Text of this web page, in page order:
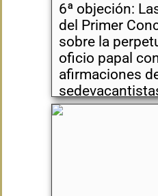
6ª objeción:
del Primer
sobre la
oficio papal
afirmaciones